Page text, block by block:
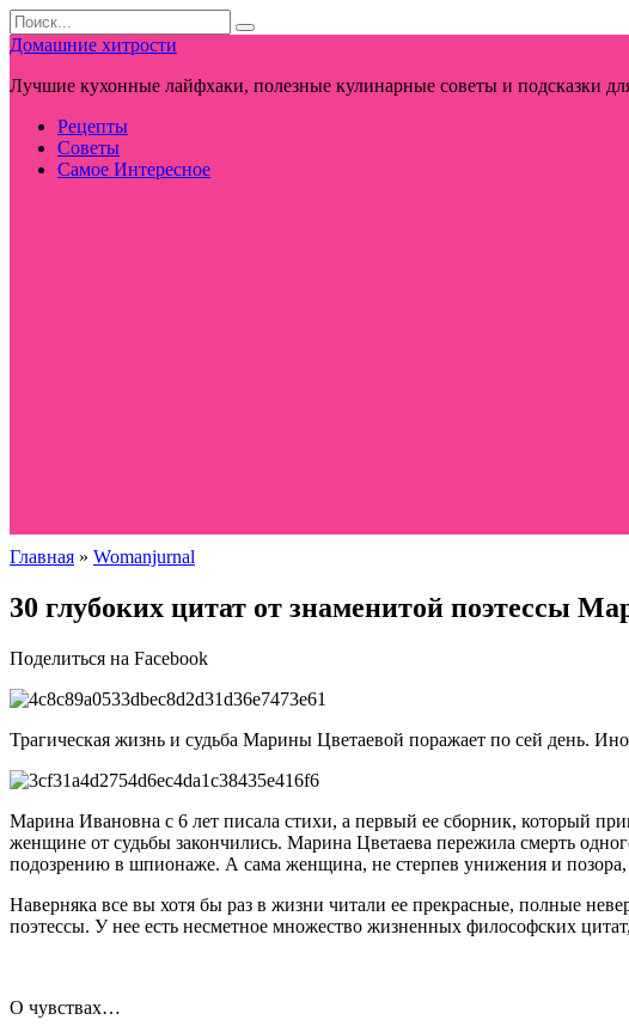
Перейти
к
контенту
Search
for:
Домашние хитрости
Лучшие кухонные лайфхаки, полезные кулинарные советы и подсказки
Рецепты
Советы
Самое Интересное
Главная » Womanjurnal
30 глубоких цитат от знаменитой поэтессы
Поделиться на Facebook
Трагическая жизнь и судьба Марины Цветаевой поражает по сей день.
Марина Ивановна с 6 лет писала стихи, а первый ее сборник, который
женщине от судьбы закончились. Марина Цветаева пережила смерть
подозрению в шпионаже. А сама женщина, не стерпев унижения и позора,
Наверняка все вы хотя бы раз в жизни читали ее прекрасные, полные
поэтессы. У нее есть несметное множество жизненных философских
О чувствах…